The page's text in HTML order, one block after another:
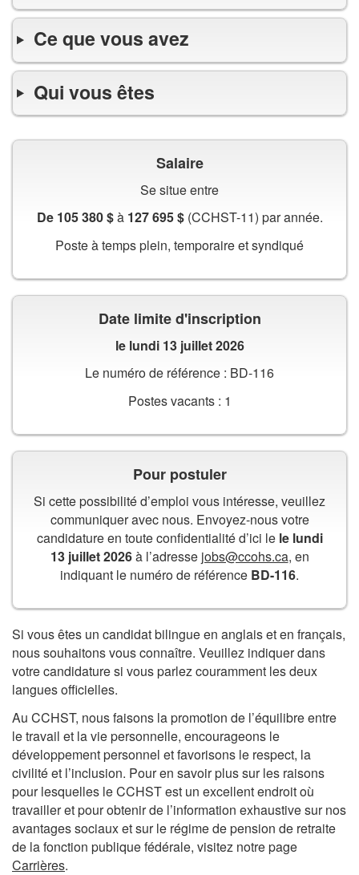
Ce que vous avez
Qui vous êtes
Salaire
Se situe entre
De 105 380 $à 127 695 $(CCHST-11) par année.
Poste à temps plein, temporaire et syndiqué
Date limite d'inscription
le lundi 13 juillet 2026
Le numéro de référence : BD-116
Postes vacants : 1
Pour postuler
Si cette possibilité d’emploi vous intéresse, veuillez
communiquer avec nous. Envoyez-nous votre
candidature en toute confidentialité d’ici le le lundi
13 juillet 2026à l’adresse jobs@ccohs.ca, en
indiquant le numéro de référence BD-116.
Des
remarques
:
Si vous êtes un candidat bilingue en anglais et en français,
nous souhaitons vous connaître. Veuillez indiquer dans
votre candidature si vous parlez couramment les deux
langues officielles.
Au CCHST, nous faisons la promotion de l’équilibre entre
le travail et la vie personnelle, encourageons le
développement personnel et favorisons le respect, la
civilité et l’inclusion. Pour en savoir plus sur les raisons
pour lesquelles le CCHST est un excellent endroit où
travailler et pour obtenir de l’information exhaustive sur nos
avantages sociaux et sur le régime de pension de retraite
de la fonction publique fédérale, visitez notre page
Carrières.